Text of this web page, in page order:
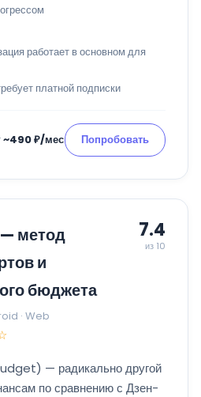
работает в основном для
платной подписки
~490 ₽/мес Попробовать
метод
и
бюджета
· Web
7.4
из 10
— радикально другой
по сравнению с Дзен-